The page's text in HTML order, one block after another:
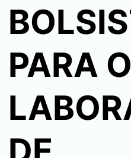
PARA O